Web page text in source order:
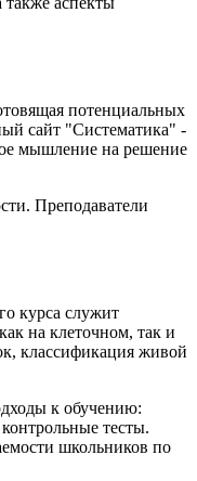
потенциальных
сайт "Систематика" -
мышление на решение
Преподаватели
курса служит
на клеточном, так и
классификация живой
к обучению:
тесты.
школьников по